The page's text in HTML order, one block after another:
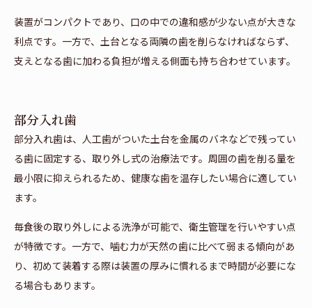
装置がコンパクトであり、口の中での違和感が少ない点が大きな
利点です。一方で、土台となる両隣の歯を削らなければならず、
支えとなる歯に加わる負担が増える側面も持ち合わせています。
部分入れ歯
部分入れ歯は、人工歯がついた土台を金属のバネなどで残ってい
る歯に固定する、取り外し式の治療法です。周囲の歯を削る量を
最小限に抑えられるため、健康な歯を温存したい場合に適してい
ます。
毎食後の取り外しによる洗浄が可能で、衛生管理を行いやすい点
が特徴です。一方で、噛む力が天然の歯に比べて弱まる傾向があ
り、初めて装着する際は装置の厚みに慣れるまで時間が必要にな
る場合もあります。